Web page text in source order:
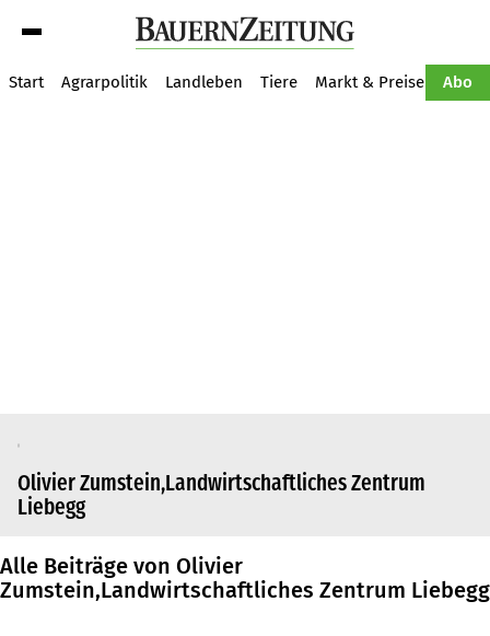
Start Agrarpolitik Landleben Tiere Markt & Preise Abo
Olivier Zumstein,Landwirtschaftliches Zentrum
Liebegg
Alle Beiträge von Olivier
Zumstein,Landwirtschaftliches Zentrum Liebegg